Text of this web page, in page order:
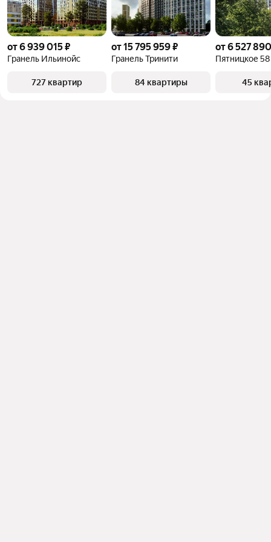
от 6 939 015 ₽
Гранель Ильинойс
727 квартир
от 15 795 959 ₽
Гранель Тринити
84 квартиры
от 6 527
Пятницкое 58
45